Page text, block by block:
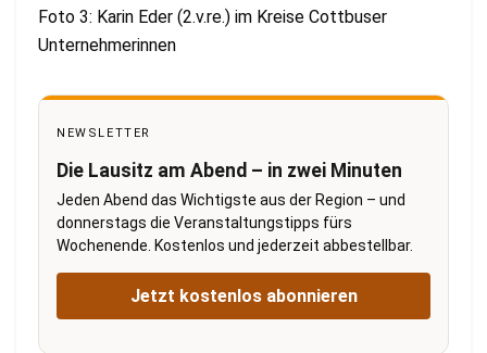
Foto 3: Karin Eder (2.v.re.) im Kreise Cottbuser
Unternehmerinnen
NEWSLETTER
Die Lausitz am Abend – in zwei Minuten
Jeden Abend das Wichtigste aus der Region – und
donnerstags die Veranstaltungstipps fürs
Wochenende. Kostenlos und jederzeit abbestellbar.
Jetzt kostenlos abonnieren